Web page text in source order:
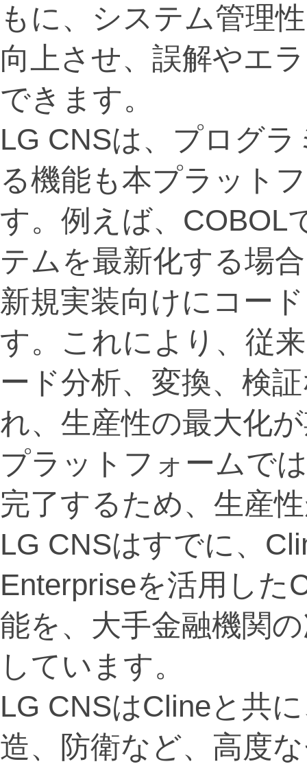
もに、システム管理
向上させ、誤解やエ
できます。
LG CNSは、プログ
る機能も本プラット
す。例えば、COBOL
テムを最新化する場
新規実装向けにコー
す。これにより、従
ード分析、変換、検
れ、生産性の最大化
プラットフォームで
完了するため、生産
LG CNSはすでに、
Enterpriseを活用した
能を、大手金融機関
しています。
LG CNSはClineと共
造、防衛など、高度